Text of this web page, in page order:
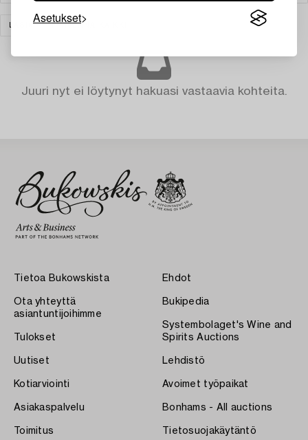
Asetukset
TYHJENNÄ KAIKKI
Juuri nyt ei löytynyt hakuasi vastaavia kohteita.
Tietoa Bukowskista
Ota yhteyttä
asiantuntijoihimme
Tulokset
Uutiset
Kotiarviointi
Asiakaspalvelu
Toimitus
Ehdot
Bukipedia
Systembolaget's Wine and
Spirits Auctions
Lehdistö
Avoimet työpaikat
Bonhams - All auctions
Tietosuojakäytäntö